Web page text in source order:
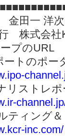
金田一 洋
株式会社
プのURL
ートのポー
リストレ
ティング＆
inc.com/